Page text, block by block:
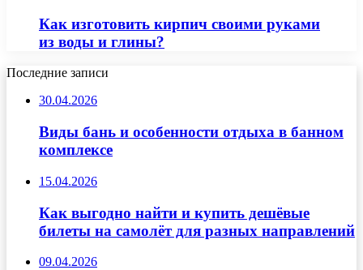
Как изготовить кирпич своими руками
из воды и глины?
Последние записи
30.04.2026
Виды бань и особенности отдыха в банном
комплексе
15.04.2026
Как выгодно найти и купить дешёвые
билеты на самолёт для разных направлений
09.04.2026